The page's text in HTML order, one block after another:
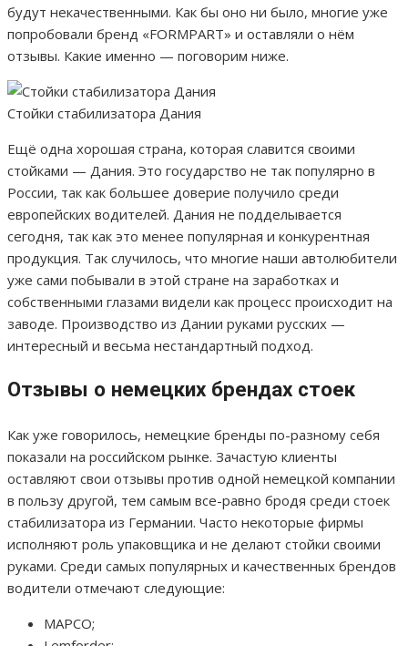
будут некачественными. Как бы оно ни было, многие уже
попробовали бренд «FORMPART» и оставляли о нём
отзывы. Какие именно — поговорим ниже.
Стойки стабилизатора Дания
Ещё одна хорошая страна, которая славится своими
стойками — Дания. Это государство не так популярно в
России, так как большее доверие получило среди
европейских водителей. Дания не подделывается
сегодня, так как это менее популярная и конкурентная
продукция. Так случилось, что многие наши автолюбители
уже сами побывали в этой стране на заработках и
собственными глазами видели как процесс происходит на
заводе. Производство из Дании руками русских —
интересный и весьма нестандартный подход.
Отзывы о немецких брендах стоек
Как уже говорилось, немецкие бренды по-разному себя
показали на российском рынке. Зачастую клиенты
оставляют свои отзывы против одной немецкой компании
в пользу другой, тем самым все-равно бродя среди стоек
стабилизатора из Германии. Часто некоторые фирмы
исполняют роль упаковщика и не делают стойки своими
руками. Среди самых популярных и качественных брендов
водители отмечают следующие:
MAPCO;